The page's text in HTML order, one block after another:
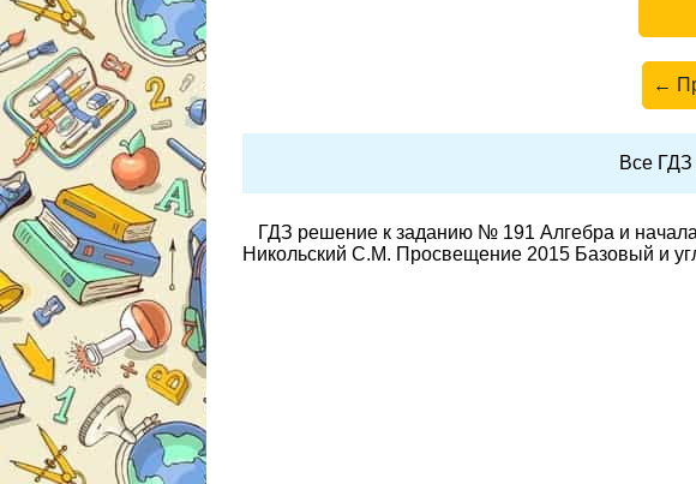
←
Все ГДЗ
ГДЗ решение к заданию № 191 Алгебра и
Никольский С.М. Просвещение 2015 Базовый и